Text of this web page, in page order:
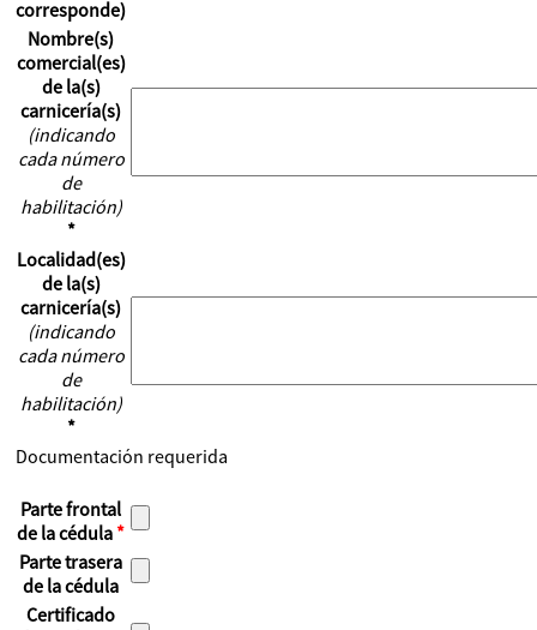
corresponde)
Nombre(s)
comercial(es)
de la(s)
carnicería(s)
(indicando
cada número
de
habilitación)
*
Localidad(es)
de la(s)
carnicería(s)
(indicando
cada número
de
habilitación)
*
Documentación requerida
Parte frontal
de la cédula *
Parte trasera
de la cédula
Certificado